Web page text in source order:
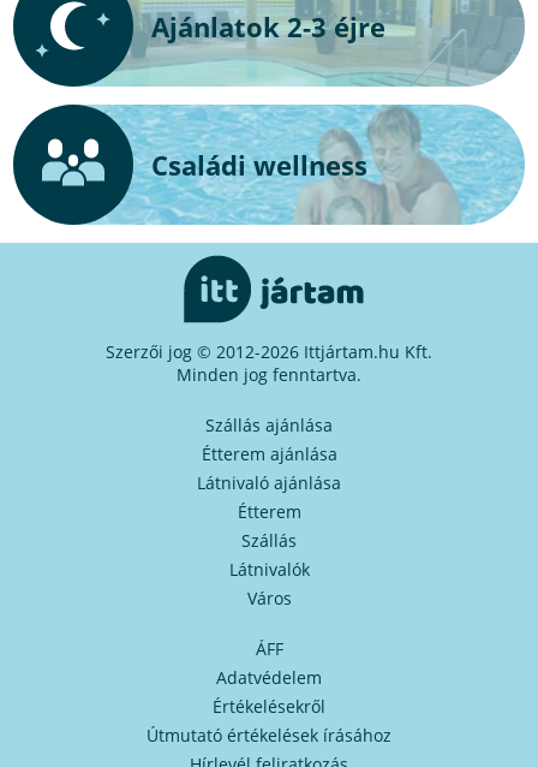
Ajánlatok 2-3 éjre
Családi wellness
Szerzői jog © 2012-2026 Ittjártam.hu Kft.
Minden jog fenntartva.
Szállás ajánlása
Étterem ajánlása
Látnivaló ajánlása
Étterem
Szállás
Látnivalók
Város
ÁFF
Adatvédelem
Értékelésekről
Útmutató értékelések írásához